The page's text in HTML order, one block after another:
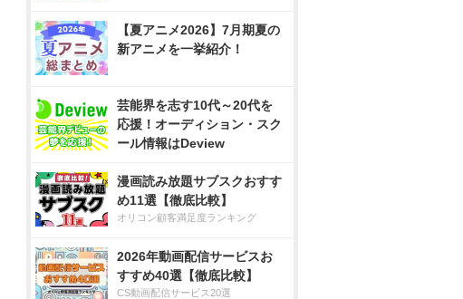
【夏アニメ2026】7月期夏の
新アニメを一挙紹介！
芸能界を志す10代～20代を
応援！オーディション・スク
ール情報はDeview
漫画読み放題サブスクおすす
め11選【徹底比較】
オリコン顧客満足度ランキング
2026年動画配信サービスお
すすめ40選【徹底比較】
CS動画配信サービス20選